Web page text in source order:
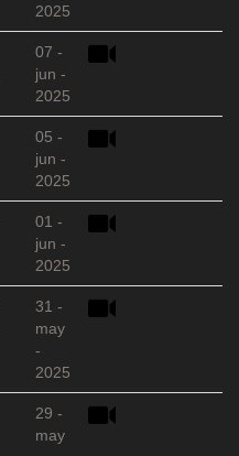
2025
07 -
jun -
2025
05 -
jun -
2025
01 -
jun -
2025
31 -
may
-
2025
29 -
may